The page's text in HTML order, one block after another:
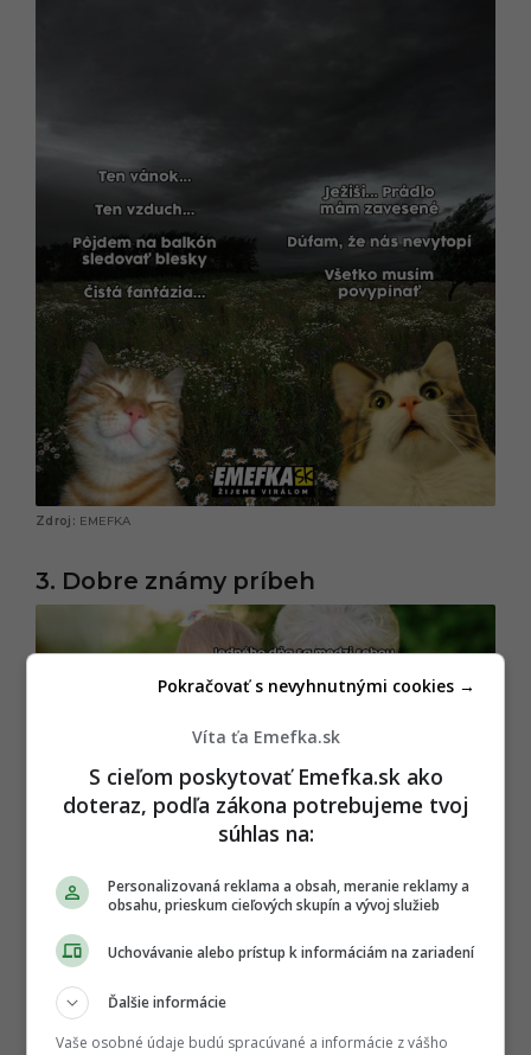
EMEFKA
3. Dobre známy príbeh
Víta ťa Emefka.sk
S cieľom poskytovať Emefka.sk ako
doteraz, podľa zákona potrebujeme tvoj
súhlas na:
Personalizovaná reklama a obsah, meranie reklamy a
obsahu, prieskum cieľových skupín a vývoj služieb
Uchovávanie alebo prístup k informáciám na zariadení
Ďalšie informácie
Vaše osobné údaje budú spracúvané a informácie z vášho
Pokračovať s nevyhnutnými cookies →